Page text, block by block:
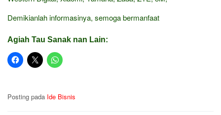
Demikianlah informasinya, semoga bermanfaat
Agiah Tau Sanak nan Lain:
Posting pada Ide Bisnis